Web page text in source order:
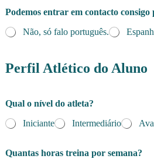
Podemos entrar em contacto
Não, só falo português.
Perfil Atlético do Aluno
e
c
o
t
Qual o nível do atleta?
Iniciante
Intermediário
Quantas horas treina por semana?